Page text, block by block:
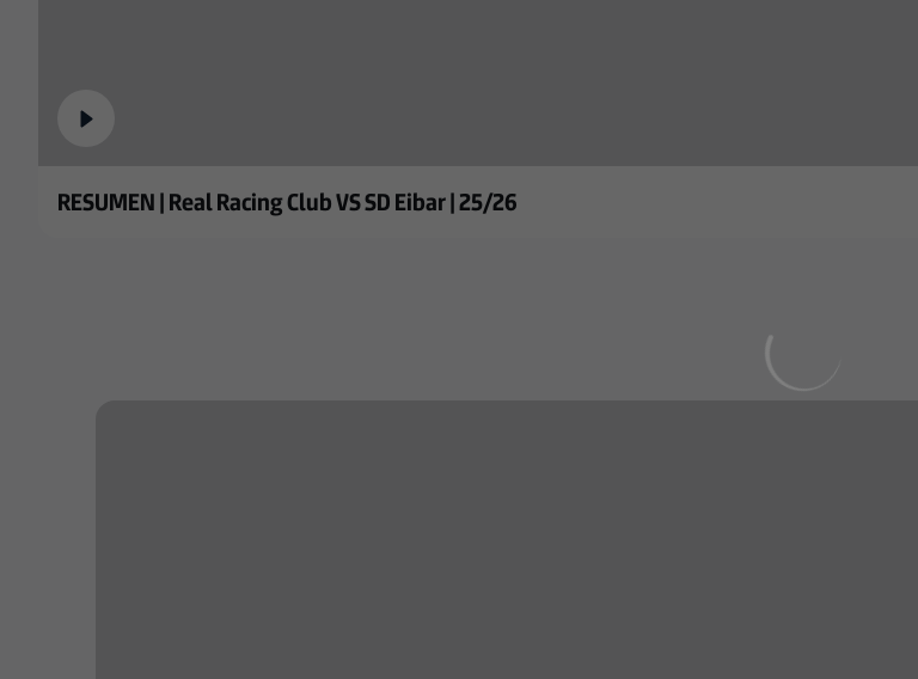
RESUMEN | Real Racing Club VS SD Eibar | 25/26